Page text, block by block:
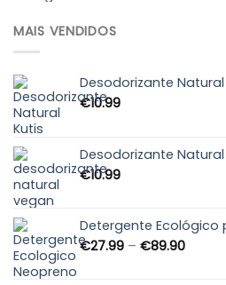
MAIS VENDIDOS
Desodorizante Natural
€10.99
Desodorizante
€10.99
Detergente Ecológico
€27.99 – €89.90Price